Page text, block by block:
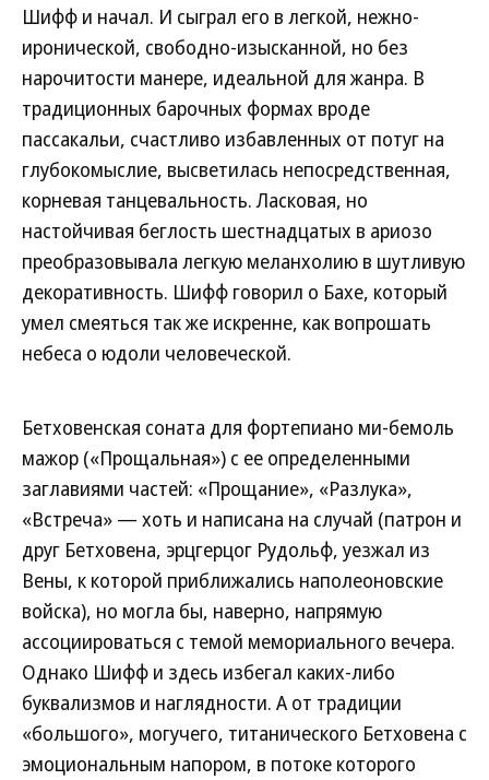
Шифф и начал. И сыграл его в легкой, нежно-
иронической, свободно-изысканной, но без
нарочитости манере, идеальной для жанра. В
традиционных барочных формах вроде
пассакальи, счастливо избавленных от потуг на
глубокомыслие, высветилась непосредственная,
корневая танцевальность. Ласковая, но
настойчивая беглость шестнадцатых в ариозо
преобразовывала легкую меланхолию в шутливую
декоративность. Шифф говорил о Бахе, который
умел смеяться так же искренне, как вопрошать
небеса о юдоли человеческой.
Бетховенская соната для фортепиано ми-бемоль
мажор («Прощальная») с ее определенными
заглавиями частей: «Прощание», «Разлука»,
«Встреча» — хоть и написана на случай (патрон и
друг Бетховена, эрцгерцог Рудольф, уезжал из
Вены, к которой приближались наполеоновские
войска), но могла бы, наверно, напрямую
ассоциироваться с темой мемориального вечера.
Однако Шифф и здесь избегал каких-либо
буквализмов и наглядности. А от традиции
«большого», могучего, титанического Бетховена с
эмоциональным напором, в потоке которого